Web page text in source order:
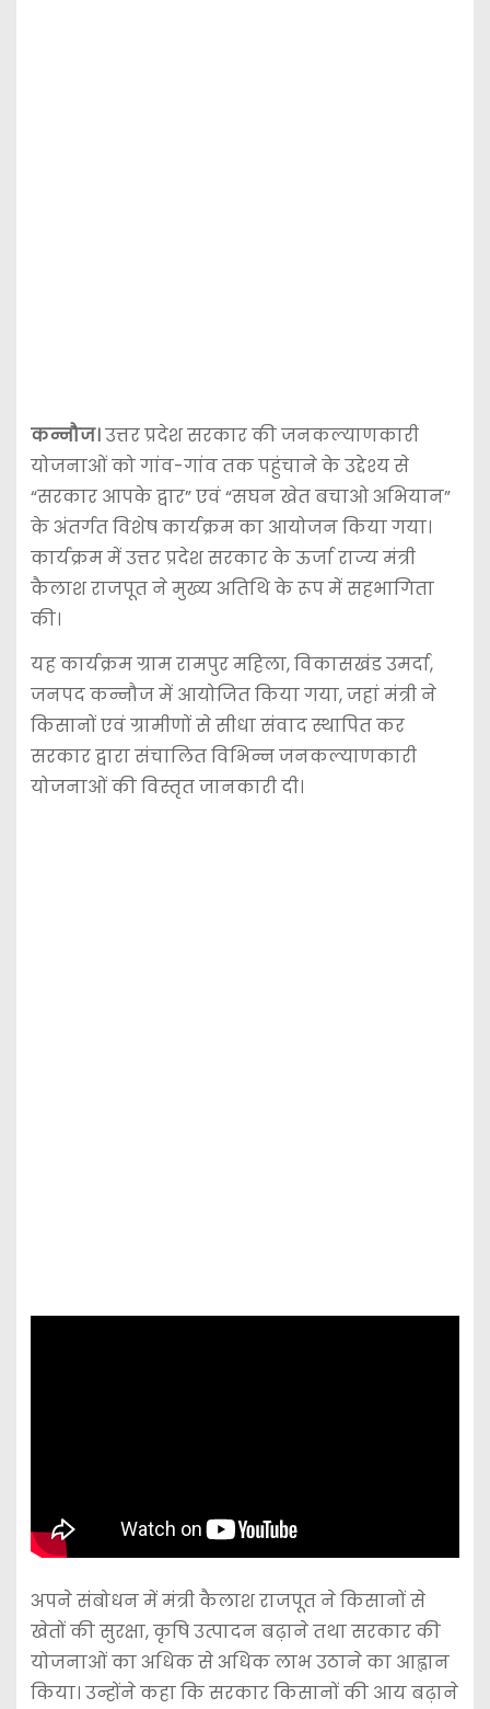
कन्नौज।उत्तर प्रदेश सरकार की जनकल्याणकारी
योजनाओं को गांव-गांव तक पहुंचाने के उद्देश्य से
“सरकार आपके द्वार” एवं “सघन खेत बचाओ अभियान”
के अंतर्गत विशेष कार्यक्रम का आयोजन किया गया।
कार्यक्रम में उत्तर प्रदेश सरकार के ऊर्जा राज्य मंत्री
कैलाश राजपूत ने मुख्य अतिथि के रूप में सहभागिता
की।
यह कार्यक्रम ग्राम रामपुर महिला, विकासखंड उमर्दा,
जनपद कन्नौज में आयोजित किया गया, जहां मंत्री ने
किसानों एवं ग्रामीणों से सीधा संवाद स्थापित कर
सरकार द्वारा संचालित विभिन्न जनकल्याणकारी
योजनाओं की विस्तृत जानकारी दी।
अपने संबोधन में मंत्री कैलाश राजपूत ने किसानों से
खेतों की सुरक्षा, कृषि उत्पादन बढ़ाने तथा सरकार की
योजनाओं का अधिक से अधिक लाभ उठाने का आह्वान
किया। उन्होंने कहा कि सरकार किसानों की आय बढ़ाने